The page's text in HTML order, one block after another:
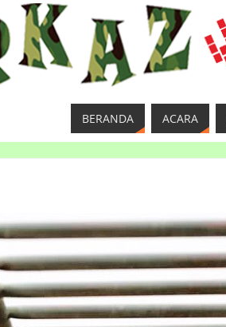
BERANDA ACARA